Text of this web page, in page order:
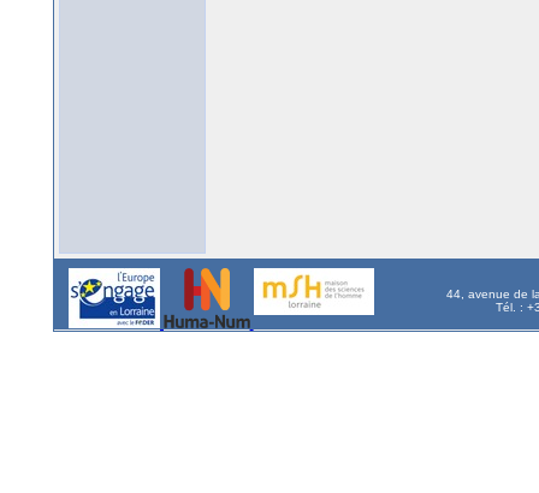
44, avenue de
Tél. :